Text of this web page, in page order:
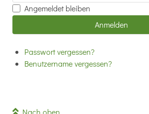
Angemeldet bleiben
Anmelden
Passwort vergessen?
Benutzername vergessen?
Nach oben